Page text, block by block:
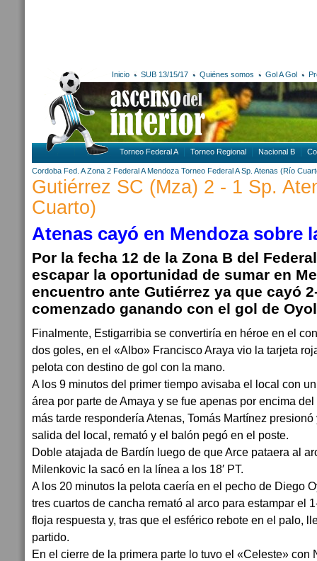
Inicio SUB 13/15/17 Quiénes somos Gol A Gol
Torneo Federal A Torneo Regional Nacional B
Cordoba Fed. A Zona 2 Federal A Mendoza Torneo Federal A Sp. Atenas (Río
Gutiérrez SC (Mza) 2 - 1 Sp.
Cuarto)
Atenas cayó en Mendoza sobre
Por la fecha 12 de la Zona B del
escapar la oportunidad de sumar en
encuentro ante Gutiérrez ya que cayó
comenzado ganando con el gol de
Finalmente, Estigarribia se convertiría en héroe en el
dos goles, en el «Albo» Francisco Araya vio la tarjeta
pelota con destino de gol con la mano.
A los 9 minutos del primer tiempo avisaba el local con
área por parte de Amaya y se fue apenas por encima
más tarde respondería Atenas, Tomás Martínez
salida del local, remató y el balón pegó en el poste.
Doble atajada de Bardín luego de que Arce pataera al
Milenkovic la sacó en la línea a los 18′ PT.
A los 20 minutos la pelota caería en el pecho de Diego
tres cuartos de cancha remató al arco para estampar el
floja respuesta y, tras que el esférico rebote en el palo,
partido.
En el cierre de la primera parte lo tuvo el «Celeste» con